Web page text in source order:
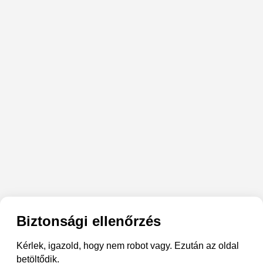
Biztonsági ellenőrzés
Kérlek, igazold, hogy nem robot vagy. Ezután az oldal
betöltődik.